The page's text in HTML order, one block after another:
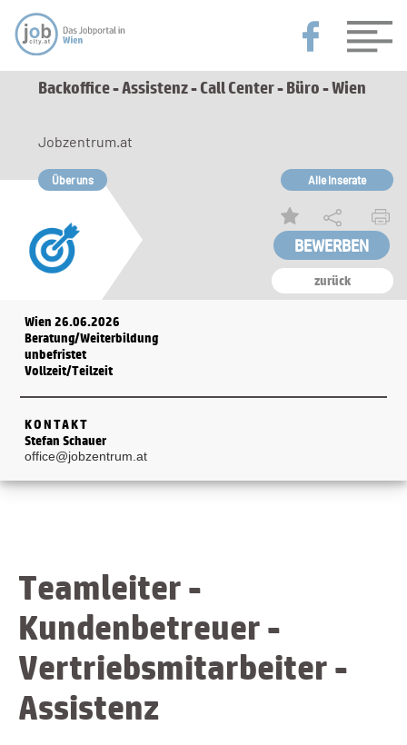
Backoffice - Assistenz - Call Center - Büro - Wien
zurück
Jobzentrum.at
Über uns Alle Inserate
Wien 26.06.2026
Beratung/Weiterbildung
unbefristet
Vollzeit/Teilzeit
KONTAKT
Stefan Schauer
office@jobzentrum.at
Teamleiter -
Kundenbetreuer -
Vertriebsmitarbeiter -
Assistenz